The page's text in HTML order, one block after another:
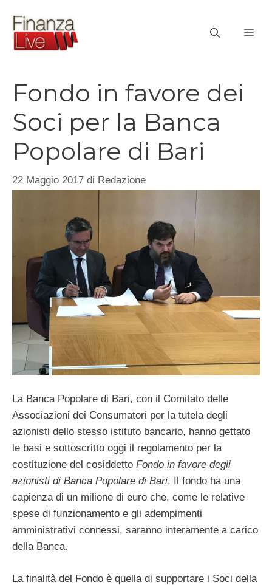
contenuto
Fondo in favore dei
Soci per la Banca
Popolare di Bari
22 Maggio 2017 di Redazione
La Banca Popolare di Bari, con il Comitato delle
Associazioni dei Consumatori per la tutela degli
azionisti dello stesso istituto bancario, hanno gettato
le basi e sottoscritto oggi il regolamento per la
costituzione del cosiddetto Fondo in favore degli
azionisti di Banca Popolare di Bari. Il fondo ha una
capienza di un milione di euro che, come le relative
spese di funzionamento e gli adempimenti
amministrativi connessi, saranno interamente a carico
della Banca.
La finalità del Fondo è quella di supportare i Soci della